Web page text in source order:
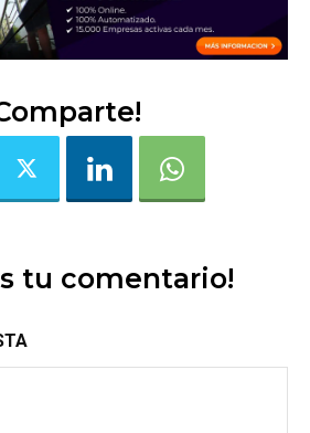
tu comentario!